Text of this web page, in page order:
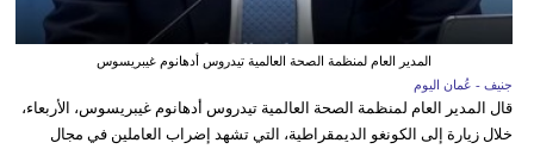
المدير العام لمنظمة الصحة العالمية تيدروس أدهانوم غيبريسوس
جنيف - عُمان اليوم
قال المدير العام لمنظمة الصحة العالمية تيدروس أدهانوم غيبريسوس، الأربعاء،
خلال زيارة إلى الكونغو الديمقراطية، التي تشهد إضراب العاملين في مجال